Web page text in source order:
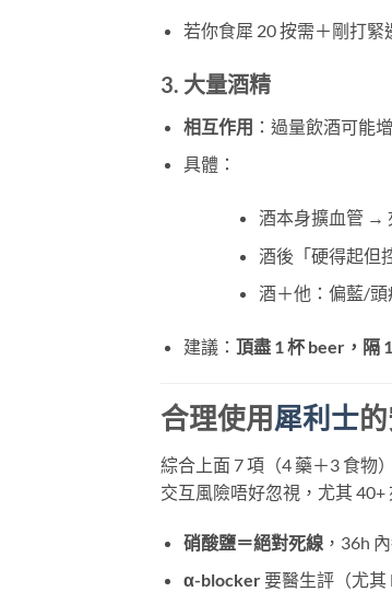
若你食犀 20 按需＋剛打緊
3. 大量酒精
相互作用 ：過量飲酒可能
具體：
酒本身擴血管 →
酒後「硬得起但
酒＋他：偏藍/頭
建議： 頂盡 1 杯 beer，隔
合理使用 犀利士
綜合上面 7 項（4 藥＋3 食物
交互風險唔好忽視，尤其 40+
硝酸鹽＝絕對死線，36h
α-blocker 要醫生評（尤其